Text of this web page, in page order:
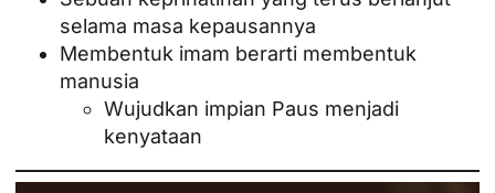
selama masa kepausannya
Membentuk imam berarti membentuk
manusia
Wujudkan impian Paus menjadi
kenyataan